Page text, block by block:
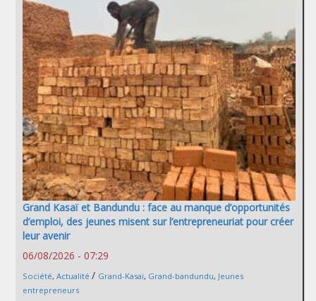
Grand Kasaï et Bandundu : face au manque d’opportunités
d’emploi, des jeunes misent sur l’entrepreneuriat pour créer
leur avenir
06/08/2026 - 07:29
Société, Actualité / Grand-Kasaï, Grand-bandundu, Jeunes
entrepreneurs